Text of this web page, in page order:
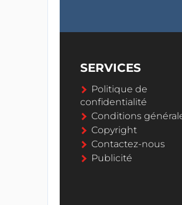
SERVICES
Politique de
confidentialité
Conditions
Copyright
Contactez-nous
Publicité